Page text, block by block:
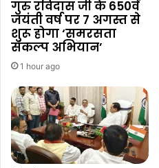
गुरु रविदास जी के 650वें
जयंती वर्ष पर 7 अगस्त से
शुरू होगा ‘समरसता
संकल्प अभियान’
1 hour ago